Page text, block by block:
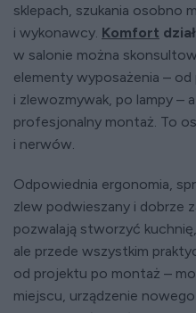
sklepach, szukania osobno
i wykonawcy. Komfort
w salonie można
elementy wyposażenia – od
i zlewozmywak, po lampy –
profesjonalny montaż. To
i nerwów.
Odpowiednia ergonomia,
zlew podwieszany i dobrze
pozwalają stworzyć
ale przede wszystkim
od projektu po montaż –
miejscu, urządzenie